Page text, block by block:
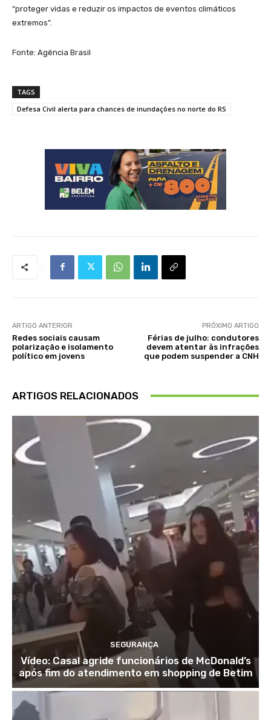
“proteger vidas e reduzir os impactos de eventos climáticos
extremos”.
Fonte: Agência Brasil
TAGS
Defesa Civil alerta para chances de inundações no norte do RS
ARTIGO ANTERIOR
Redes sociais causam
polarização e isolamento
político em jovens
PRÓXIMO ARTIGO
Férias de julho: condutores
devem atentar às infrações
que podem suspender a CNH
ARTIGOS RELACIONADOS
SEGURANÇA
Vídeo: Casal agride funcionários de McDonald’s
após fim do atendimento em shopping de Betim